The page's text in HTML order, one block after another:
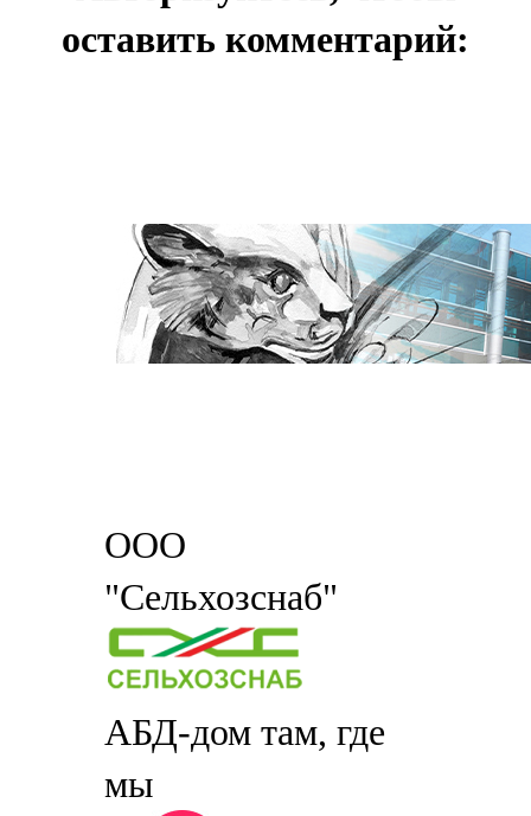
оставить комментарий:
ООО
"Сельхозснаб"
АБД-дом там, где
мы